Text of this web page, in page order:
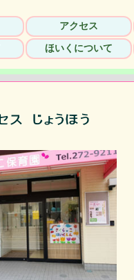
アクセス
ほいくについて